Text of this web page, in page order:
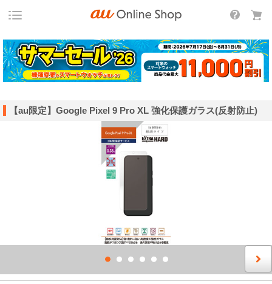
【au限定】Google Pixel 9 Pro XL 強化保護ガラス(反射防止)